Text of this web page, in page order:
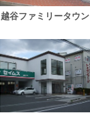
越谷ファミリータウン